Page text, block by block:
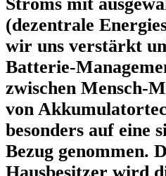
(dezentrale
wir uns verstärkt
Batterie-
zwischen Mensch-
von
besonders auf eine
Bezug genommen.